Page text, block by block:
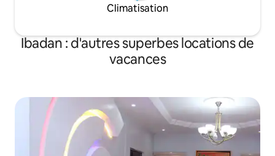
Climatisation
Ibadan : d'autres superbes locations de
vacances